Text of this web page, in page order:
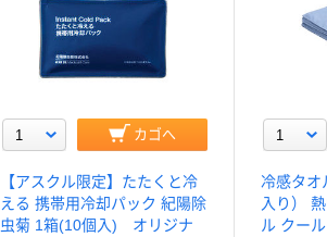
カゴへ
【アスクル限定】たたくと冷
える 携帯用冷却パック 紀陽除
虫菊 1箱(10個入) オリジナ
冷感タオ
入り）
ル クー